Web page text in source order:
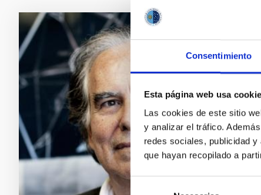
Consentimiento
Esta página web usa
Las cookies de este sitio
y analizar el tráfico.
redes sociales, publicidad
que hayan recopilado a
Selección
NOTA
El
en La
edad.